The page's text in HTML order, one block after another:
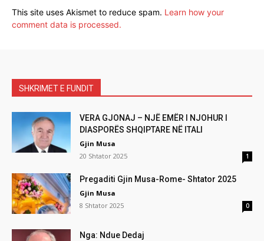
This site uses Akismet to reduce spam. Learn how your
comment data is processed.
SHKRIMET E FUNDIT
VERA GJONAJ – NJË EMËR I NJOHUR I
DIASPORËS SHQIPTARE NË ITALI
Gjin Musa
20 Shtator 2025
1
Pregaditi Gjin Musa-Rome- Shtator 2025
Gjin Musa
8 Shtator 2025
0
Nga: Ndue Dedaj